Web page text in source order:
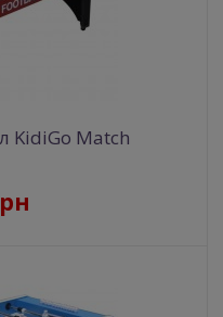
KidiGo Match